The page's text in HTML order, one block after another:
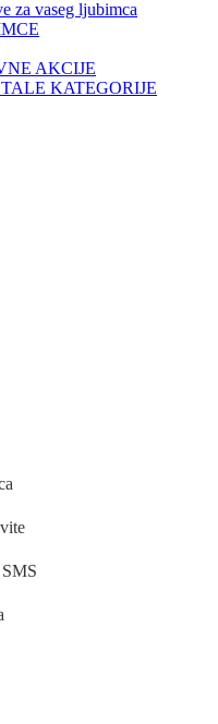
AKCIJE
KATEGORIJE